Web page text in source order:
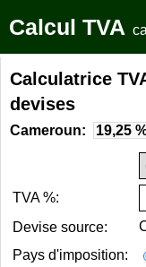
Calcul TVA
Calculatrice
devises
Cameroun: 19,25
TVA %:
Devise source:
Pays d'imposition: